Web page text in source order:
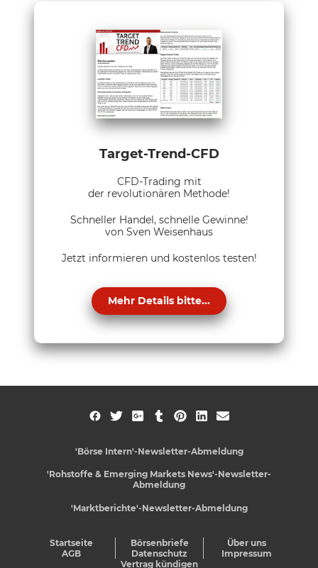
Target-Trend-CFD
CFD-Trading mit
der revolutionären Methode!
Schneller Handel, schnelle Gewinne!
von Sven Weisenhaus
Jetzt informieren und kostenlos testen!
Mehr Details bitte...
'Börse Intern'-Newsletter-Abmeldung
'Rohstoffe & Emerging Markets News'-Newsletter-
Abmeldung
'Marktberichte'-Newsletter-Abmeldung
Startseite Börsenbriefe
Über uns
AGB
Datenschutz
Impressum
Vertrag kündigen